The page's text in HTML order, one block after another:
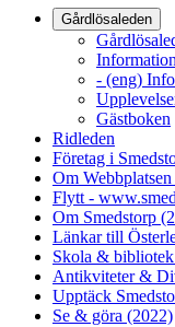
Gårdlösaleden
- (eng)
Gästboken
Ridleden
Företag i
Om
Flytt -
Om Smedstorp
Länkar till
Skola &
Antikviteter &
Upptäck
Se & göra (2022)